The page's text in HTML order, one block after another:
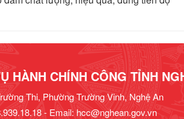
HÀNH CHÍNH CÔNG TỈNH
Thi, Phường Trường Vinh, Nghệ An
- Email: hcc@nghean.gov.vn